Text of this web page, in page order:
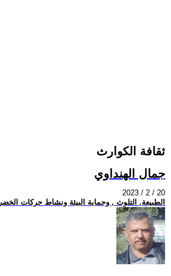
ثقافة الكوارث
جمال الهنداوي
2023 / 2 / 20
الطبيعة, التلوث , وحماية البيئة ونشاط حركات الخضر